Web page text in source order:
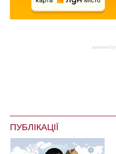
powered by
ПУБЛІКАЦІЇ